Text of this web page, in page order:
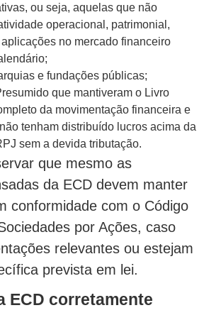
ou seja, aquelas que não
operacional, patrimonial,
no mercado financeiro
e fundações públicas;
que mantiveram o Livro
da movimentação financeira e
tenham distribuído lucros acima da
sem a devida tributação.
que mesmo as
da ECD devem manter
conformidade com o Código
por Ações, caso
relevantes ou estejam
prevista em lei.
ECD corretamente